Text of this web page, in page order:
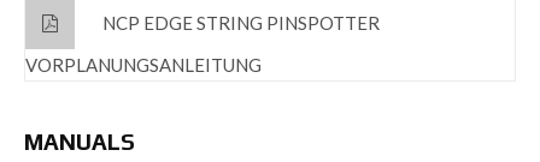
NCP EDGE STRING PINSPOTTER
VORPLANUNGSANLEITUNG
MANUALS